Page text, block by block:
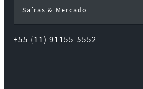
Safras & Mercado
+55 (11) 91155-5552